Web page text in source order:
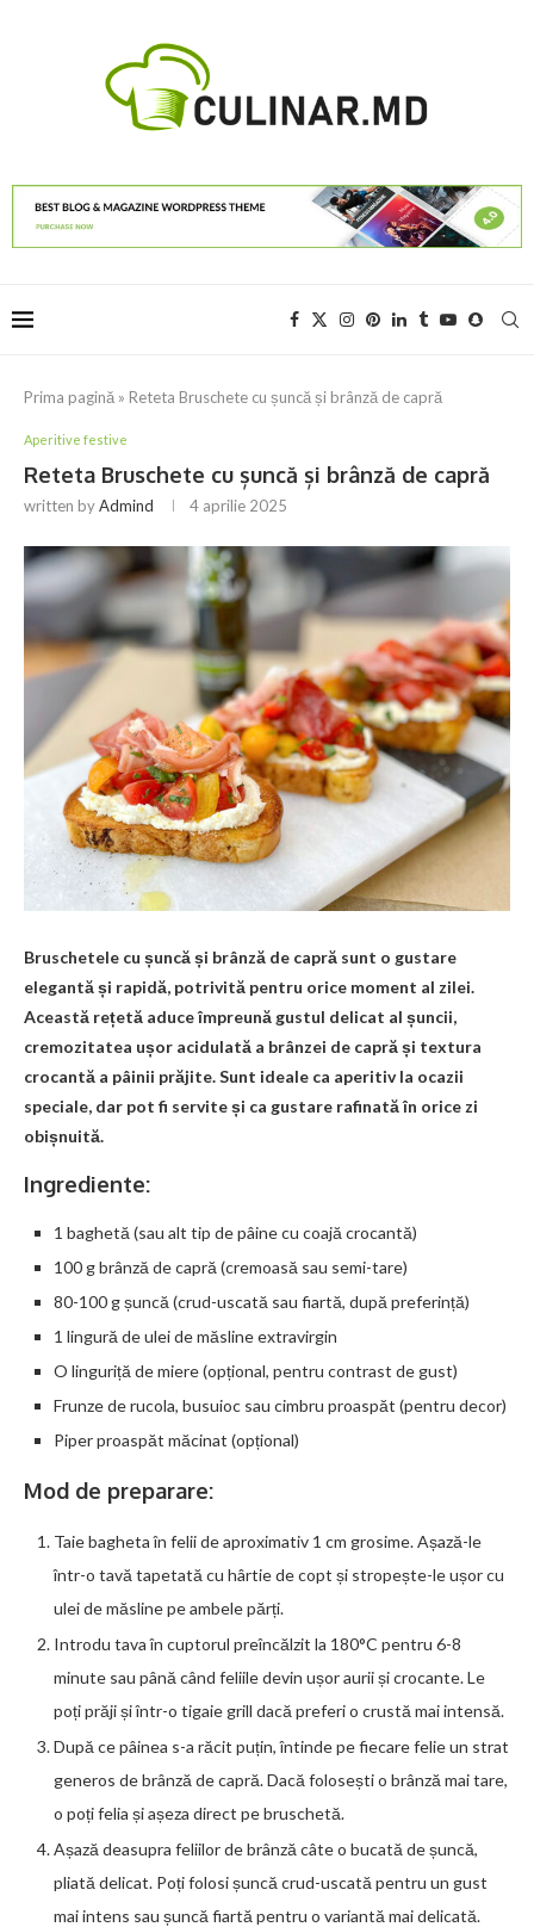
Prima pagină » Reteta Bruschete cu șuncă și brânză de capră
Aperitive festive
Reteta Bruschete cu șuncă și brânză de capră
written byAdmind 4 aprilie 2025
Bruschetele cu șuncă și brânză de capră sunt o gustare
elegantă și rapidă, potrivită pentru orice moment al zilei.
Această rețetă aduce împreună gustul delicat al șuncii,
cremozitatea ușor acidulată a brânzei de capră și textura
crocantă a pâinii prăjite. Sunt ideale ca aperitiv la ocazii
speciale, dar pot fi servite și ca gustare rafinată în orice zi
obișnuită.
Ingrediente:
1 baghetă (sau alt tip de pâine cu coajă crocantă)
100 g brânză de capră (cremoasă sau semi-tare)
80-100 g șuncă (crud-uscată sau fiartă, după preferință)
1 lingură de ulei de măsline extravirgin
O linguriță de miere (opțional, pentru contrast de gust)
Frunze de rucola, busuioc sau cimbru proaspăt (pentru decor)
Piper proaspăt măcinat (opțional)
Mod de preparare:
Taie bagheta în felii de aproximativ 1 cm grosime. Așază-le
într-o tavă tapetată cu hârtie de copt și stropește-le ușor cu
ulei de măsline pe ambele părți.
Introdu tava în cuptorul preîncălzit la 180°C pentru 6-8
minute sau până când feliile devin ușor aurii și crocante. Le
poți prăji și într-o tigaie grill dacă preferi o crustă mai intensă.
După ce pâinea s-a răcit puțin, întinde pe fiecare felie un strat
generos de brânză de capră. Dacă folosești o brânză mai tare,
o poți felia și așeza direct pe bruschetă.
Așază deasupra feliilor de brânză câte o bucată de șuncă,
pliată delicat. Poți folosi șuncă crud-uscată pentru un gust
mai intens sau șuncă fiartă pentru o variantă mai delicată.